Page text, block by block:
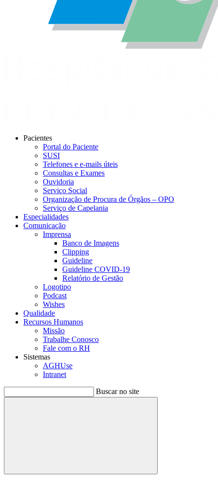
Pacientes
Portal do Paciente
SUSI
Telefones e e-mails úteis
Consultas e Exames
Ouvidoria
Serviço Social
Organização de Procura de Órgãos – OPO
Serviço de Capelania
Especialidades
Comunicação
Imprensa
Banco de Imagens
Clipping
Guideline
Guideline COVID-19
Relatório de Gestão
Logotipo
Podcast
Wishes
Qualidade
Recursos Humanos
Missão
Trabalhe Conosco
Fale com o RH
Sistemas
AGHUse
Intranet
Buscar no site
Buscar